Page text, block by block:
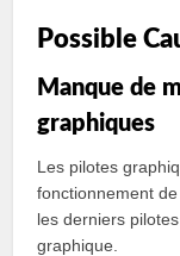
Possible
Manque de
graphiques
Les pilotes
fonctionnement
les derniers
graphique.